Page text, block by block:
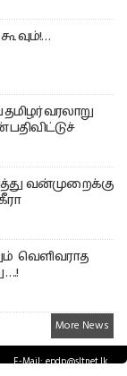
வும்!…
வரலாறு
வன்முறைக்கு
வெளிவராத
More News
E-Mail: epdp@sltnet.lk